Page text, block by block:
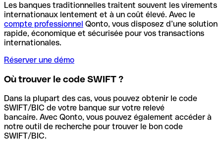
Les banques traditionnelles traitent souvent les virements
internationaux lentement et à un coût élevé. Avec le
compte professionnel Qonto, vous disposez d’une solution
rapide, économique et sécurisée pour vos transactions
internationales.
Réserver une démo
Où trouver le code SWIFT ?
Dans la plupart des cas, vous pouvez obtenir le code
SWIFT/BIC de votre banque sur votre relevé
bancaire. Avec Qonto, vous pouvez également accéder à
notre outil de recherche pour trouver le bon code
SWIFT/BIC.